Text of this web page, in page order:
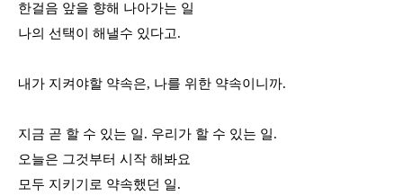
한걸음 앞을 향해 나아가는 일
나의 선택이 해낼수 있다고.
내가 지켜야할 약속은, 나를 위한 약속이니까.
지금 곧 할 수 있는 일. 우리가 할 수 있는 일.
오늘은 그것부터 시작 해봐요
모두 지키기로 약속했던 일.